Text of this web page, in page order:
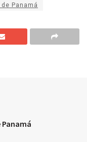
Panamá